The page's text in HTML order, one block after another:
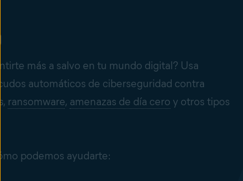
más a salvo en tu mundo digital? Usa
automáticos de ciberseguridad contra
ransomware, amenazas de día cero y otros tipos
podemos ayudarte: